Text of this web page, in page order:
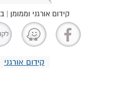
קידום אורגני
קידום אורגני וממומן |